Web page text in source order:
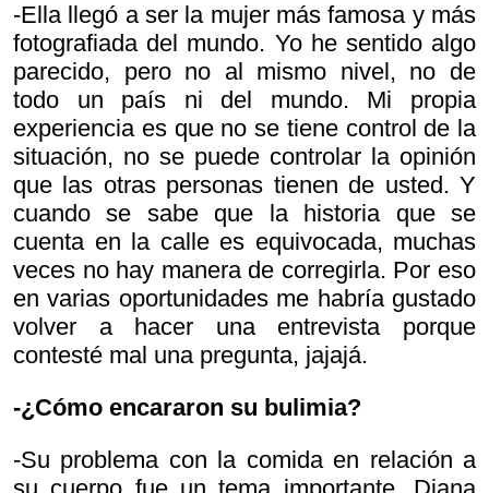
-Ella llegó a ser la mujer más famosa y más
fotografiada del mundo. Yo he sentido algo
parecido, pero no al mismo nivel, no de
todo un país ni del mundo. Mi propia
experiencia es que no se tiene control de la
situación, no se puede controlar la opinión
que las otras personas tienen de usted. Y
cuando se sabe que la historia que se
cuenta en la calle es equivocada, muchas
veces no hay manera de corregirla. Por eso
en varias oportunidades me habría gustado
volver a hacer una entrevista porque
contesté mal una pregunta, jajajá.
-¿Cómo encararon su bulimia?
-Su problema con la comida en relación a